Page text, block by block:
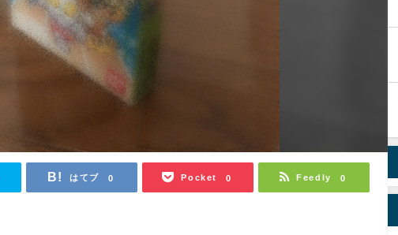
はてブ 0 Pocket 0 Feedly 0